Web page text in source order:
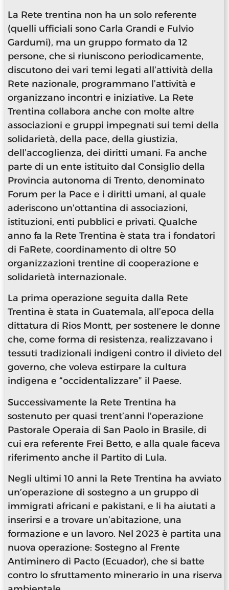
La Rete trentina non ha un solo referente
(quelli ufficiali sono Carla Grandi e Fulvio
Gardumi), ma un gruppo formato da 12
persone, che si riuniscono periodicamente,
discutono dei vari temi legati all’attività della
Rete nazionale, programmano l’attività e
organizzano incontri e iniziative. La Rete
Trentina collabora anche con molte altre
associazioni e gruppi impegnati sui temi della
solidarietà, della pace, della giustizia,
dell’accoglienza, dei diritti umani. Fa anche
parte di un ente istituito dal Consiglio della
Provincia autonoma di Trento, denominato
Forum per la Pace e i diritti umani, al quale
aderiscono un’ottantina di associazioni,
istituzioni, enti pubblici e privati. Qualche
anno fa la Rete Trentina è stata tra i fondatori
di FaRete, coordinamento di oltre 50
organizzazioni trentine di cooperazione e
solidarietà internazionale.
La prima operazione seguita dalla Rete
Trentina è stata in Guatemala, all’epoca della
dittatura di Rios Montt, per sostenere le donne
che, come forma di resistenza, realizzavano i
tessuti tradizionali indigeni contro il divieto del
governo, che voleva estirpare la cultura
indigena e “occidentalizzare” il Paese.
Successivamente la Rete Trentina ha
sostenuto per quasi trent’anni l’operazione
Pastorale Operaia di San Paolo in Brasile, di
cui era referente Frei Betto, e alla quale faceva
riferimento anche il Partito di Lula.
Negli ultimi 10 anni la Rete Trentina ha avviato
un’operazione di sostegno a un gruppo di
immigrati africani e pakistani, e li ha aiutati a
inserirsi e a trovare un’abitazione, una
formazione e un lavoro. Nel 2023 è partita una
nuova operazione: Sostegno al Frente
Antiminero di Pacto (Ecuador), che si batte
contro lo sfruttamento minerario in una riserva